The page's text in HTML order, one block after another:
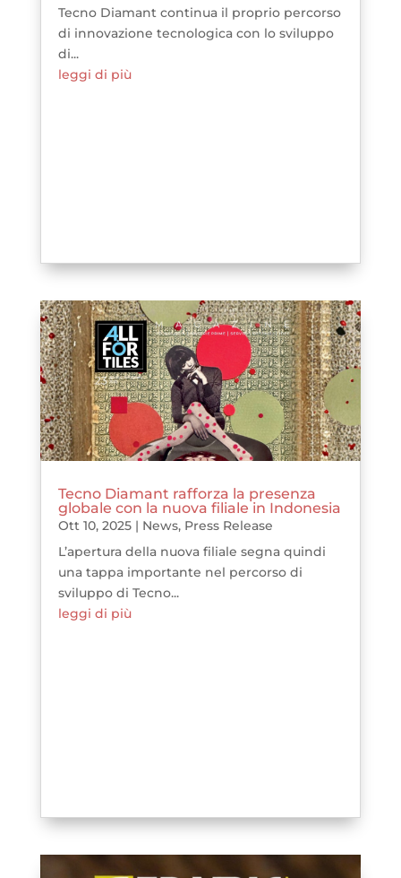
Tecno Diamant continua il proprio percorso
di innovazione tecnologica con lo sviluppo
di...
leggi di più
Tecno Diamant rafforza la presenza
globale con la nuova filiale in Indonesia
Ott 10, 2025| News, Press Release
L’apertura della nuova filiale segna quindi
una tappa importante nel percorso di
sviluppo di Tecno...
leggi di più